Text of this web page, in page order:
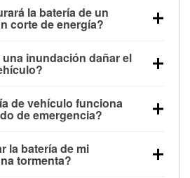
la batería de un
corte de energía?
durante un tiempo
sin conducir el vehículo
de carga de respaldo para
inundación dañar el
del motor y pueden
lo que puede provocar una
de vehículo funciona
de emergencia?
profundo porque son
las vibraciones y más
la batería de mi
tormenta?